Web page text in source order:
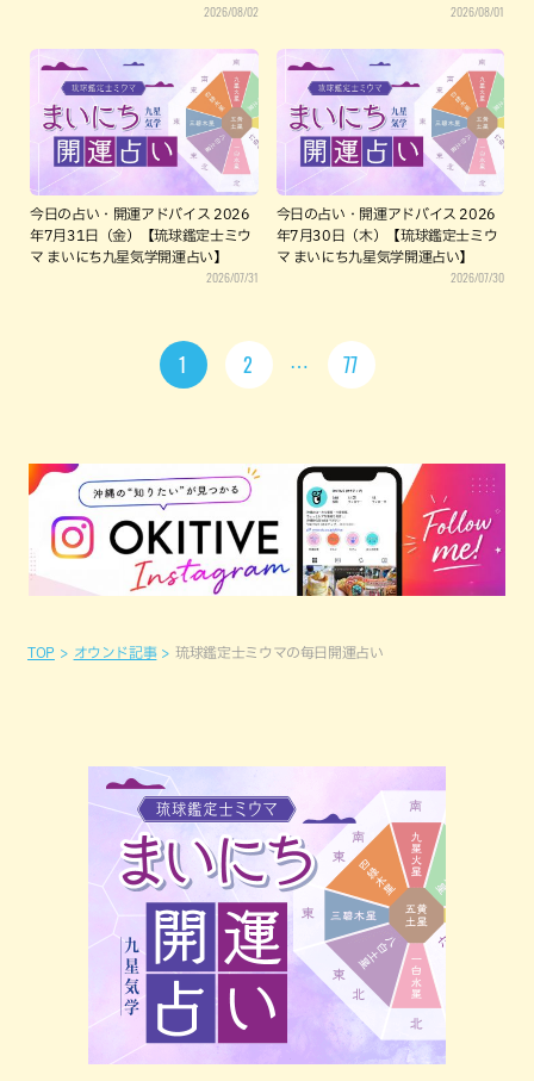
2026/08/02 2026/08/01
今日の占い・開運アドバイス 2026
年7月31日（金）【琉球鑑定士ミウ
マ まいにち九星気学開運占い】
2026/07/31
今日の占い・開運アドバイス 2026
年7月30日（木）【琉球鑑定士ミウ
マ まいにち九星気学開運占い】
2026/07/30
1 2 77
TOP オウンド記事 琉球鑑定士ミウマの毎日開運占い